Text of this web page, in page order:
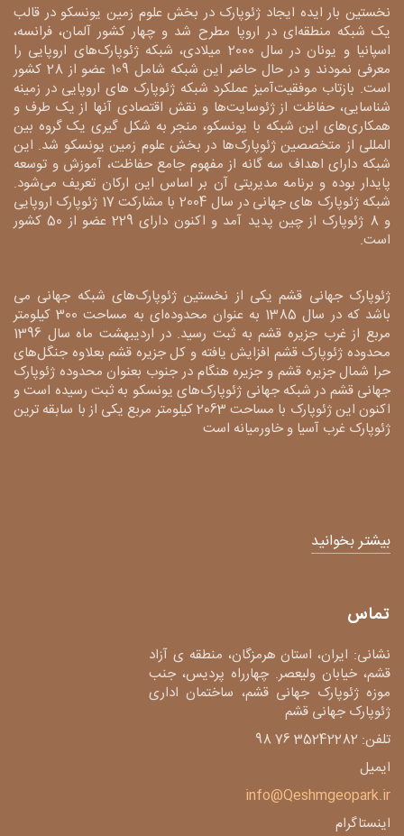
نخستین بار ایده ایجاد ژئوپارک در بخش علوم زمین یونسکو در قالب
یک شبکه منطقه‌ای در اروپا مطرح شد و چهار کشور آلمان، فرانسه،
اسپانیا و یونان در سال 2000 میلادی، شبکه ژئوپارک‌های اروپایی را
معرفی نمودند و در حال حاضر این شبکه شامل 109 عضو از 28 کشور
است. بازتاب موفقیت‌آمیز عملکرد شبکه ژئوپارک های اروپایی در زمینه
شناسایی، حفاظت از ژئوسایت‌ها و نقش اقتصادی آنها از یک طرف و
همکاری‌های این شبکه با یونسکو، منجر به شکل گیری یک گروه بین
المللی از متخصصین ژئوپارک‌ها در بخش علوم زمین یونسکو شد. این
شبکه دارای اهداف سه گانه از مفهوم جامع حفاظت، آموزش و توسعه
پایدار بوده و برنامه مدیریتی آن بر اساس این ارکان تعریف می‌شود.
شبکه ژئوپارک های جهانی در سال 2004 با مشارکت 17 ژئوپارک اروپایی
و 8 ژئوپارک از چین پدید آمد و اکنون دارای 229 عضو از 50 کشور
است.
ژئوپارک جهانی قشم یکی از نخستین ژئوپارک‌های شبکه جهانی می
باشد که در سال 1385 به عنوان محدوده‌ای به مساحت 300 کیلومتر
مربع از غرب جزیره قشم به ثبت رسید. در اردیبهشت ماه سال 1396
محدوده ژئوپارک قشم افزایش یافته و کل جزیره قشم بعلاوه جنگل‌های
حرا شمال جزیره قشم و جزیره هنگام در جنوب بعنوان محدوده ژئوپارک
جهانی قشم در شبکه جهانی ژئوپارک‌های یونسکو به ثبت رسیده است و
اکنون این ژئوپارک با مساحت 2063 کیلومتر مربع یکی از با سابقه ترین
ژئوپارک غرب آسیا و خاورمیانه است
بیشتر بخوانید
تماس
نشانی: ایران، استان هرمزگان، منطقه ی آزاد
قشم، خیابان ولیعصر. چهارراه پردیس، جنب
موزه ژئوپارک جهانی قشم، ساختمان اداری
ژئوپارک جهانی قشم
تلفن: 35242282 76 98
ایمیل
info@Qeshmgeopark.ir
اینستاگرام